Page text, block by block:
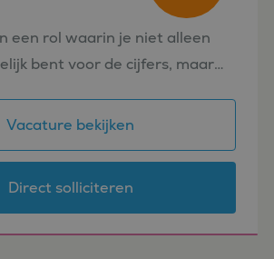
een rol waarin je niet alleen
bent voor de cijfers, maar
de business én het finance
Vacature bekijken
Direct solliciteren